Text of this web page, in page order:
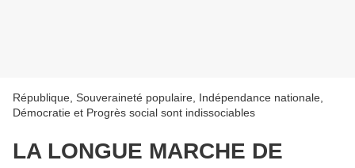
République, Souveraineté populaire, Indépendance nationale,
Démocratie et Progrès social sont indissociables
LA LONGUE MARCHE DE